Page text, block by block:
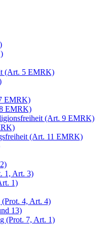
(Art. 5 EMRK)
EMRK)
EMRK)
(Art. 9 EMRK)
(Art. 11 EMRK)
1, Art. 3)
1)
4, Art. 4)
13)
(Prot. 7, Art. 1)